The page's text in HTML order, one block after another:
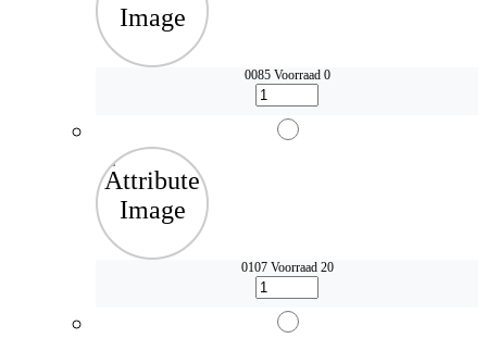
0085 Voorraad 0
0107 Voorraad 20